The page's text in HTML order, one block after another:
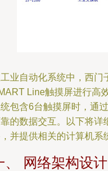
业自动化系统中，西门
Line触摸屏进行高
包含6台触摸屏时，通
的数据交互。以下将详
并提供相关的计算机系
、 网络架构设计